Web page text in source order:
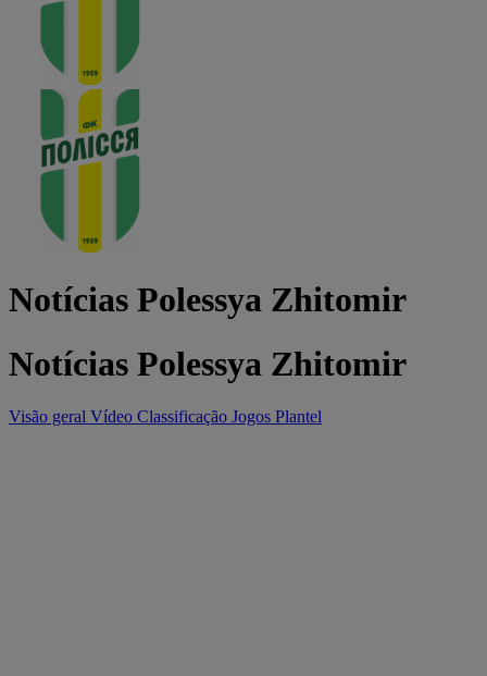
Notícias Polessya Zhitomir
Notícias Polessya Zhitomir
Visão geral Vídeo Classificação Jogos Plantel